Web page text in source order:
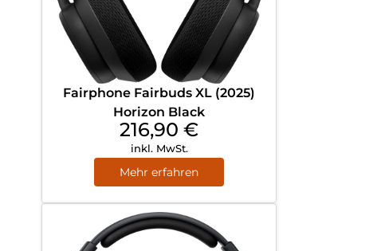
Fairphone Fairbuds XL (2025)
Horizon Black
216,90 €
inkl. MwSt.
Mehr erfahren